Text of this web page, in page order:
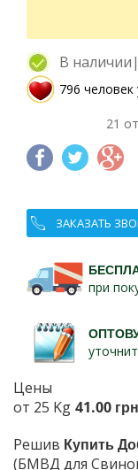
В
796 человек
21
ЗАКАЗАТЬ
при
Цены
от 25 Kg 41.00
Решив Купить
(БМВД для